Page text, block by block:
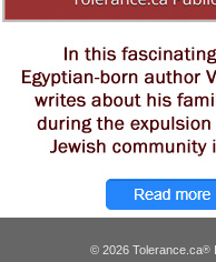
© 2026 Tolerance.ca®